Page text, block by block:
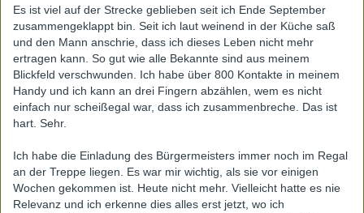
Es ist viel auf der Strecke geblieben seit ich Ende September
zusammengeklappt bin. Seit ich laut weinend in der Küche saß
und den Mann anschrie, dass ich dieses Leben nicht mehr
ertragen kann. So gut wie alle Bekannte sind aus meinem
Blickfeld verschwunden. Ich habe über 800 Kontakte in meinem
Handy und ich kann an drei Fingern abzählen, wem es nicht
einfach nur scheißegal war, dass ich zusammenbreche. Das ist
hart. Sehr.
Ich habe die Einladung des Bürgermeisters immer noch im Regal
an der Treppe liegen. Es war mir wichtig, als sie vor einigen
Wochen gekommen ist. Heute nicht mehr. Vielleicht hatte es nie
Relevanz und ich erkenne dies alles erst jetzt, wo ich